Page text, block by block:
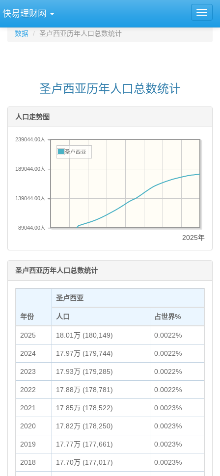
快易理财网
数据 圣卢西亚历年人口总数统计
圣卢西亚历年人口总数统计
人口走势图
89044.00人
139044.00人
189044.00人
239044.00人
圣卢西亚
2025年
圣卢西亚历年人口总数统计
年份
圣卢西亚
人口 占世界%
2025 18.01万 (180,149) 0.0022%
2024 17.97万 (179,744) 0.0022%
2023 17.93万 (179,285) 0.0022%
2022 17.88万 (178,781) 0.0022%
2021 17.85万 (178,522) 0.0023%
2020 17.82万 (178,250) 0.0023%
2019 17.77万 (177,661) 0.0023%
2018 17.70万 (177,017) 0.0023%